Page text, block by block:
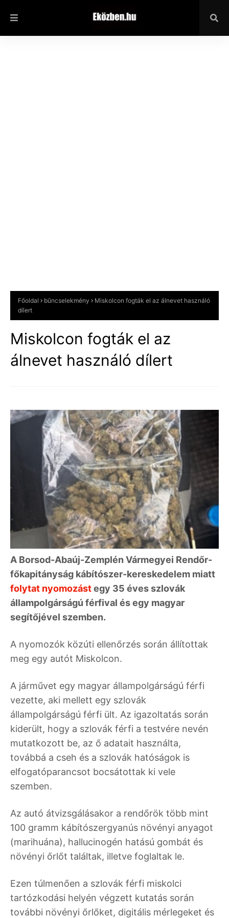
Főoldal bűncselekmény
Miskolcon fogták el az álnevet használó
dílert
Miskolcon fogták el az
álnevet használó dílert
A Borsod-Abaúj-Zemplén Vármegyei Rendőr-
főkapitányság kábítószer-kereskedelem miatt
folytat nyomozástegy 35 éves szlovák
állampolgárságú férfival és egy magyar
segítőjével szemben.
A nyomozók közúti ellenőrzés során állítottak
meg egy autót Miskolcon.
A járművet egy magyar állampolgárságú férfi
vezette, aki mellett egy szlovák
állampolgárságú férfi ült. Az igazoltatás során
kiderült, hogy a szlovák férfi a testvére nevén
mutatkozott be, az ő adatait használta,
továbbá a cseh és a szlovák hatóságok is
elfogatóparancsot bocsátottak ki vele
szemben.
Az autó átvizsgálásakor a rendőrök több mint
100 gramm kábítószergyanús növényi anyagot
(marihuána), hallucinogén hatású gombát és
növényi őrlőt találtak, illetve foglaltak le.
Ezen túlmenően a szlovák férfi miskolci
tartózkodási helyén végzett kutatás során
további növényi őrlőket, digitális mérlegeket és